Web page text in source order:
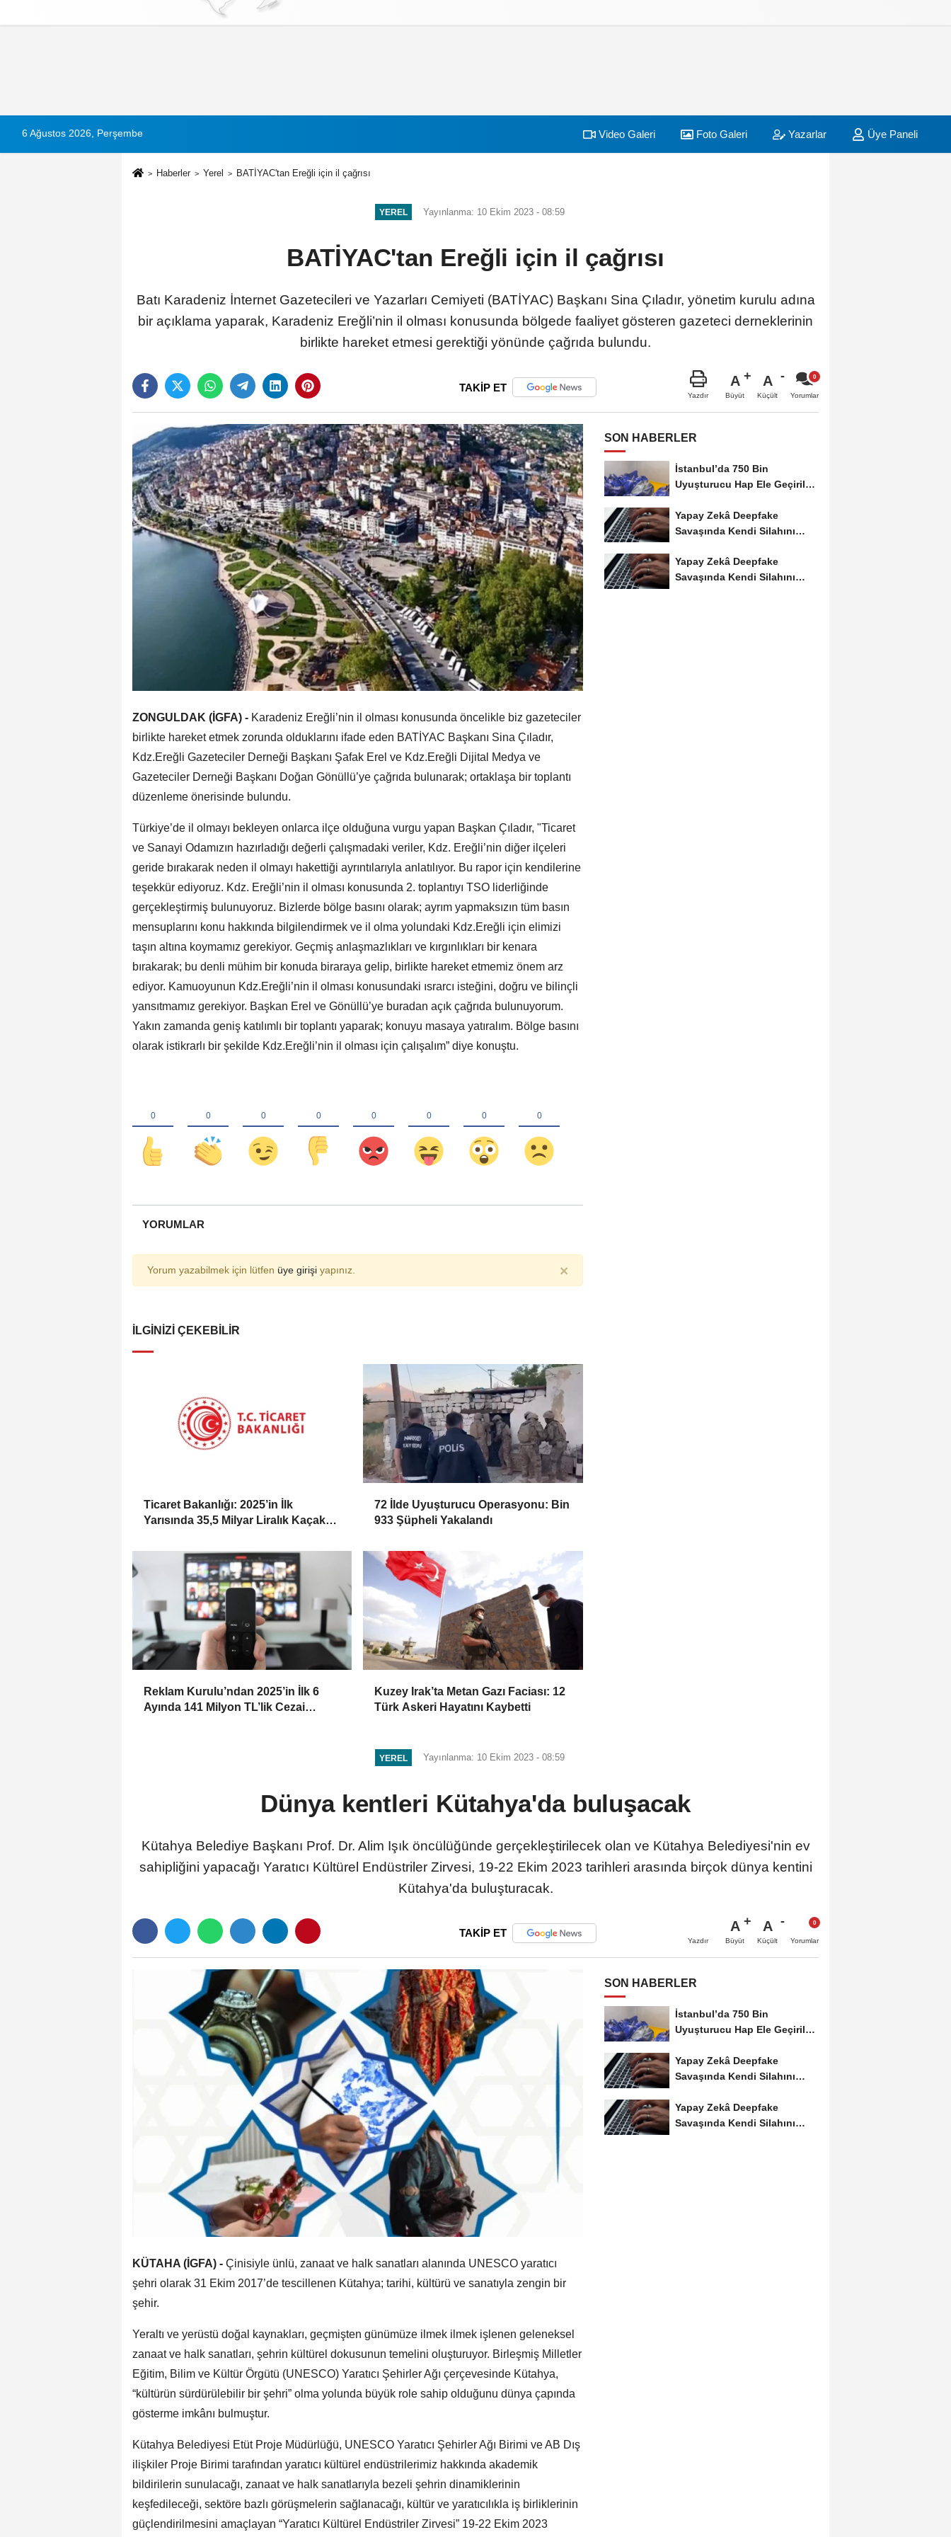
Çerez Politikası
6 Ağustos 2026, Perşembe Video Galeri Foto Galeri Yazarlar Üye Paneli
Haberler Yerel BATİYAC'tan Ereğli için il çağrısı
YEREL Yayınlanma: 10 Ekim 2023 - 08:59
BATİYAC'tan Ereğli için il çağrısı
Batı Karadeniz İnternet Gazetecileri ve Yazarları Cemiyeti (BATİYAC) Başkanı Sina Çıladır, yönetim kurulu adına
bir açıklama yaparak, Karadeniz Ereğli’nin il olması konusunda bölgede faaliyet gösteren gazeteci derneklerinin
birlikte hareket etmesi gerektiği yönünde çağrıda bulundu.
TAKİP ET
Yazdır
A
Büyüt
A
Küçült Yorumlar
ZONGULDAK (İGFA) - Karadeniz Ereğli’nin il olması konusunda öncelikle biz gazeteciler
birlikte hareket etmek zorunda olduklarını ifade eden BATİYAC Başkanı Sina Çıladır,
Kdz.Ereğli Gazeteciler Derneği Başkanı Şafak Erel ve Kdz.Ereğli Dijital Medya ve
Gazeteciler Derneği Başkanı Doğan Gönüllü’ye çağrıda bulunarak; ortaklaşa bir toplantı
düzenleme önerisinde bulundu.
Türkiye’de il olmayı bekleyen onlarca ilçe olduğuna vurgu yapan Başkan Çıladır, "Ticaret
ve Sanayi Odamızın hazırladığı değerli çalışmadaki veriler, Kdz. Ereğli’nin diğer ilçeleri
geride bırakarak neden il olmayı hakettiği ayrıntılarıyla anlatılıyor. Bu rapor için kendilerine
teşekkür ediyoruz. Kdz. Ereğli’nin il olması konusunda 2. toplantıyı TSO liderliğinde
gerçekleştirmiş bulunuyoruz. Bizlerde bölge basını olarak; ayrım yapmaksızın tüm basın
mensuplarını konu hakkında bilgilendirmek ve il olma yolundaki Kdz.Ereğli için elimizi
taşın altına koymamız gerekiyor. Geçmiş anlaşmazlıkları ve kırgınlıkları bir kenara
bırakarak; bu denli mühim bir konuda biraraya gelip, birlikte hareket etmemiz önem arz
ediyor. Kamuoyunun Kdz.Ereğli’nin il olması konusundaki ısrarcı isteğini, doğru ve bilinçli
yansıtmamız gerekiyor. Başkan Erel ve Gönüllü’ye buradan açık çağrıda bulunuyorum.
Yakın zamanda geniş katılımlı bir toplantı yaparak; konuyu masaya yatıralım. Bölge basını
olarak istikrarlı bir şekilde Kdz.Ereğli’nin il olması için çalışalım” diye konuştu.
YORUMLAR
Yorum yazabilmek için lütfen üye girişi yapınız. ×
İLGINIZI ÇEKEBILIR
Ticaret Bakanlığı: 2025’in İlk
Yarısında 35,5 Milyar Liralık Kaçak
72 İlde Uyuşturucu Operasyonu: Bin
933 Şüpheli Yakalandı
Reklam Kurulu’ndan 2025’in İlk 6
Ayında 141 Milyon TL’lik Cezai
Kuzey Irak’ta Metan Gazı Faciası: 12
Türk Askeri Hayatını Kaybetti
SON HABERLER
İstanbul’da 750 Bin
Uyuşturucu Hap Ele Geçirildi:
Yapay Zekâ Deepfake
Savaşında Kendi Silahını
Yapay Zekâ Deepfake
Savaşında Kendi Silahını
YEREL Yayınlanma: 10 Ekim 2023 - 08:59
Dünya kentleri Kütahya'da buluşacak
Kütahya Belediye Başkanı Prof. Dr. Alim Işık öncülüğünde gerçekleştirilecek olan ve Kütahya Belediyesi'nin ev
sahipliğini yapacağı Yaratıcı Kültürel Endüstriler Zirvesi, 19-22 Ekim 2023 tarihleri arasında birçok dünya kentini
Kütahya'da buluşturacak.
TAKİP ET
Yazdır
A
Büyüt
A
Küçült Yorumlar
KÜTAHA (İGFA) - Çinisiyle ünlü, zanaat ve halk sanatları alanında UNESCO yaratıcı
şehri olarak 31 Ekim 2017’de tescillenen Kütahya; tarihi, kültürü ve sanatıyla zengin bir
şehir.
Yeraltı ve yerüstü doğal kaynakları, geçmişten günümüze ilmek ilmek işlenen geleneksel
zanaat ve halk sanatları, şehrin kültürel dokusunun temelini oluşturuyor. Birleşmiş Milletler
Eğitim, Bilim ve Kültür Örgütü (UNESCO) Yaratıcı Şehirler Ağı çerçevesinde Kütahya,
“kültürün sürdürülebilir bir şehri” olma yolunda büyük role sahip olduğunu dünya çapında
gösterme imkânı bulmuştur.
Kütahya Belediyesi Etüt Proje Müdürlüğü, UNESCO Yaratıcı Şehirler Ağı Birimi ve AB Dış
ilişkiler Proje Birimi tarafından yaratıcı kültürel endüstrilerimiz hakkında akademik
bildirilerin sunulacağı, zanaat ve halk sanatlarıyla bezeli şehrin dinamiklerinin
keşfedileceği, sektöre bazlı görüşmelerin sağlanacağı, kültür ve yaratıcılıkla iş birliklerinin
güçlendirilmesini amaçlayan “Yaratıcı Kültürel Endüstriler Zirvesi” 19-22 Ekim 2023
SON HABERLER
İstanbul’da 750 Bin
Uyuşturucu Hap Ele Geçirildi:
Yapay Zekâ Deepfake
Savaşında Kendi Silahını
Yapay Zekâ Deepfake
Savaşında Kendi Silahını